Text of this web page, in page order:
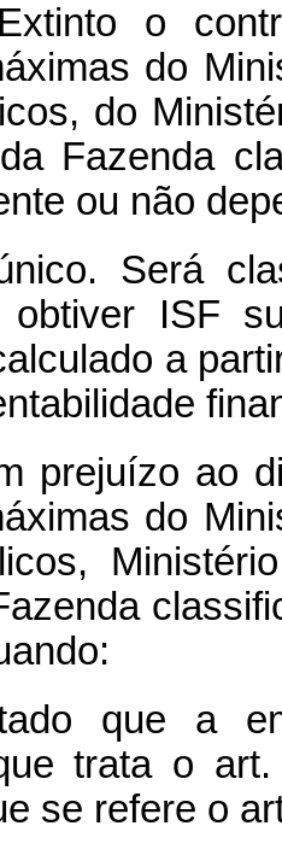
o
do
do
Fazenda
ou não
Será
obtiver ISF
a
prejuízo ao
do
que a
trata o
se refere o